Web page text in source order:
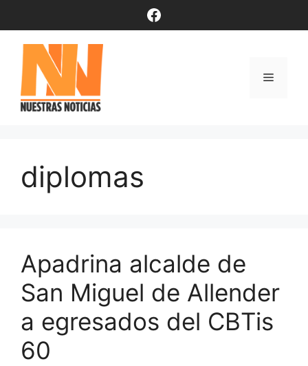
contenido
Facebook
Menú
diplomas
Apadrina alcalde de
San Miguel de Allender
a egresados del CBTis
60